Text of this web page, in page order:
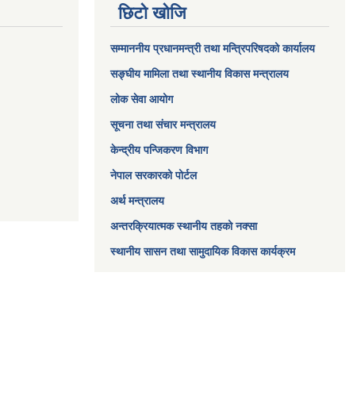
छिटो खोजि
सम्माननीय प्रधानमन्त्री तथा मन्त्रिपरिषद‌को कार्यालय
सङ्घीय मामिला तथा स्थानीय विकास मन्त्रालय
लोक सेवा आयोग
सूचना तथा संचार मन्त्रालय
केन्द्रीय पन्जिकरण विभाग
नेपाल सरकारको पोर्टल
अर्थ मन्त्रालय
अन्तरक्रियात्मक स्थानीय तहको नक्सा
स्थानीय सासन तथा सामुदायिक विकास कार्यक्रम